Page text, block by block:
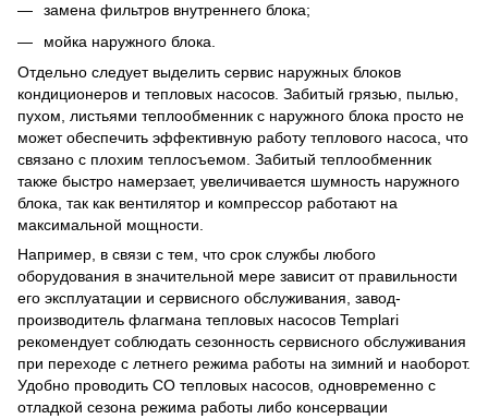
замена фильтров внутреннего блока;
мойка наружного блока.
Отдельно следует выделить сервис наружных блоков
кондиционеров и тепловых насосов. Забитый грязью, пылью,
пухом, листьями теплообменник с наружного блока просто не
может обеспечить эффективную работу теплового насоса, что
связано с плохим теплосъемом. Забитый теплообменник
также быстро намерзает, увеличивается шумность наружного
блока, так как вентилятор и компрессор работают на
максимальной мощности.
Например, в связи с тем, что срок службы любого
оборудования в значительной мере зависит от правильности
его эксплуатации и сервисного обслуживания, завод-
производитель флагмана тепловых насосов Templari
рекомендует соблюдать сезонность сервисного обслуживания
при переходе с летнего режима работы на зимний и наоборот.
Удобно проводить СО тепловых насосов, одновременно с
отладкой сезона режима работы либо консервации